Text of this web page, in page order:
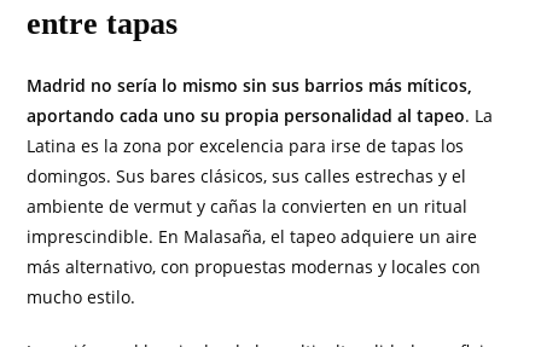
entre tapas
Madrid no sería lo mismo sin sus barrios más míticos,
aportando cada uno su propia personalidad al tapeo. La
Latina es la zona por excelencia para irse de tapas los
domingos. Sus bares clásicos, sus calles estrechas y el
ambiente de vermut y cañas la convierten en un ritual
imprescindible. En Malasaña, el tapeo adquiere un aire
más alternativo, con propuestas modernas y locales con
mucho estilo.